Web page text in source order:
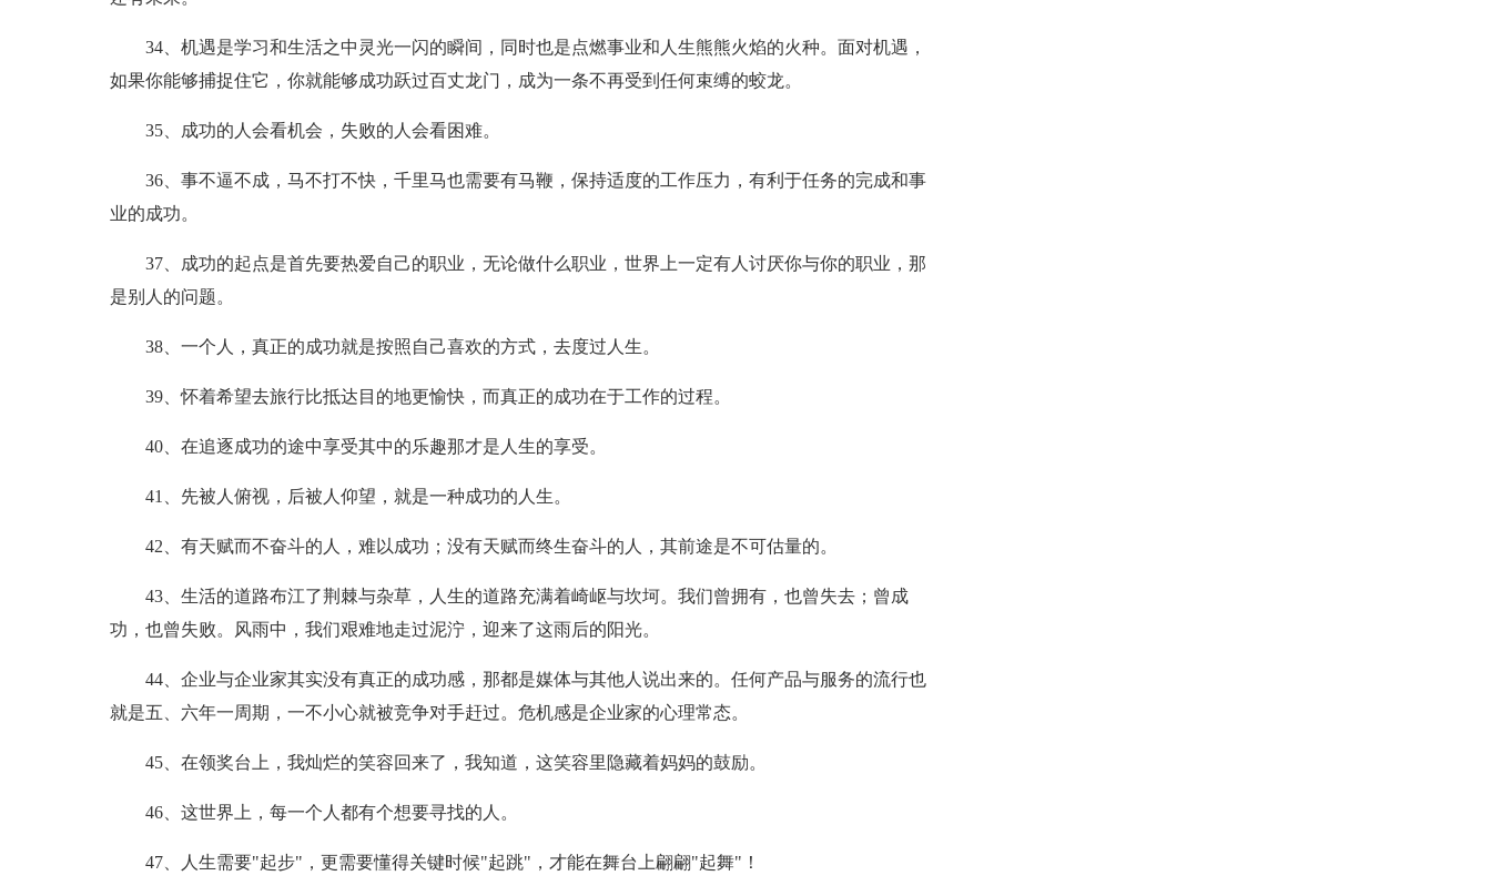
34、机遇是学习和生活之中灵光一闪的瞬间，同时也是点燃事业和人生熊熊火焰的火种。面对机遇，
如果你能够捕捉住它，你就能够成功跃过百丈龙门，成为一条不再受到任何束缚的蛟龙。
35、成功的人会看机会，失败的人会看困难。
36、事不逼不成，马不打不快，千里马也需要有马鞭，保持适度的工作压力，有利于任务的完成和事
业的成功。
37、成功的起点是首先要热爱自己的职业，无论做什么职业，世界上一定有人讨厌你与你的职业，那
是别人的问题。
38、一个人，真正的成功就是按照自己喜欢的方式，去度过人生。
39、怀着希望去旅行比抵达目的地更愉快，而真正的成功在于工作的过程。
40、在追逐成功的途中享受其中的乐趣那才是人生的享受。
41、先被人俯视，后被人仰望，就是一种成功的人生。
42、有天赋而不奋斗的人，难以成功；没有天赋而终生奋斗的人，其前途是不可估量的。
43、生活的道路布江了荆棘与杂草，人生的道路充满着崎岖与坎坷。我们曾拥有，也曾失去；曾成
功，也曾失败。风雨中，我们艰难地走过泥泞，迎来了这雨后的阳光。
44、企业与企业家其实没有真正的成功感，那都是媒体与其他人说出来的。任何产品与服务的流行也
就是五、六年一周期，一不小心就被竞争对手赶过。危机感是企业家的心理常态。
45、在领奖台上，我灿烂的笑容回来了，我知道，这笑容里隐藏着妈妈的鼓励。
46、这世界上，每一个人都有个想要寻找的人。
47、人生需要"起步"，更需要懂得关键时候"起跳"，才能在舞台上翩翩"起舞"！